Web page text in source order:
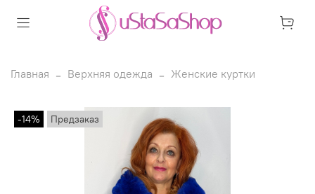
Главная Верхняя одежда Женские куртки
-14% Предзаказ